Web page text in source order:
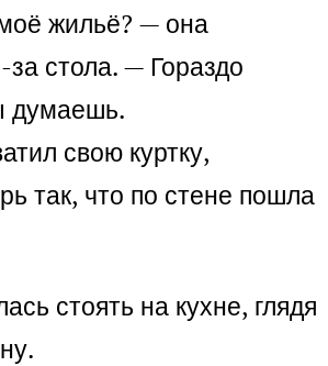
жильё? — она
за стола. — Гораздо
думаешь.
свою куртку,
так, что по стене пошла
стоять на кухне, глядя